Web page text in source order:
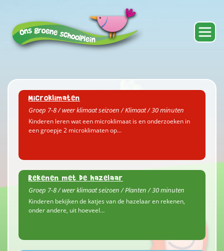
Microklimaten
Groep 7-8 / weer klimaat seizoen / Klimaat / 30 minuten
Kinderen leren wat een microklimaat is en onderzoeken in
een groepje 2 microklimaten op…
Rekenen met de hazelaar
Groep 7-8 / weer klimaat seizoen / Planten / 30 minuten
Kinderen bekijken de katjes van de hazelaar en rekenen,
onder andere, uit hoeveel…